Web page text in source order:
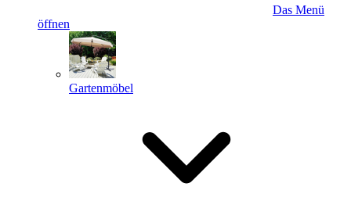
Das Menü
öffnen
Gartenmöbel